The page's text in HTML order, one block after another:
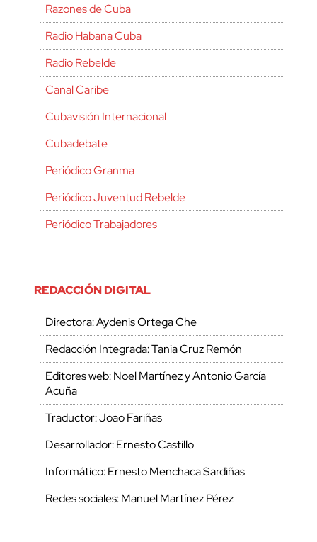
Razones de Cuba
Radio Habana Cuba
Radio Rebelde
Canal Caribe
Cubavisión Internacional
Cubadebate
Periódico Granma
Periódico Juventud Rebelde
Periódico Trabajadores
REDACCIÓN DIGITAL
Directora: Aydenis Ortega Che
Redacción Integrada: Tania Cruz Remón
Editores web: Noel Martínez y Antonio García
Acuña
Traductor: Joao Fariñas
Desarrollador: Ernesto Castillo
Informático: Ernesto Menchaca Sardiñas
Redes sociales: Manuel Martínez Pérez